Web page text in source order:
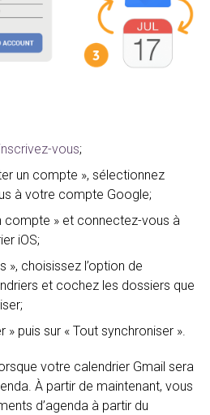
inscrivez-vous;
un compte », sélectionnez
à votre compte Google;
compte » et connectez-vous à
iOS;
», choisissez l’option de
et cochez les dossiers que
» puis sur « Tout synchroniser ».
votre calendrier Gmail sera
À partir de maintenant, vous
d’agenda à partir du